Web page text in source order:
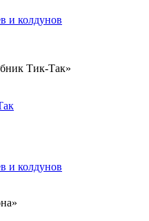
и колдунов
и колдунов